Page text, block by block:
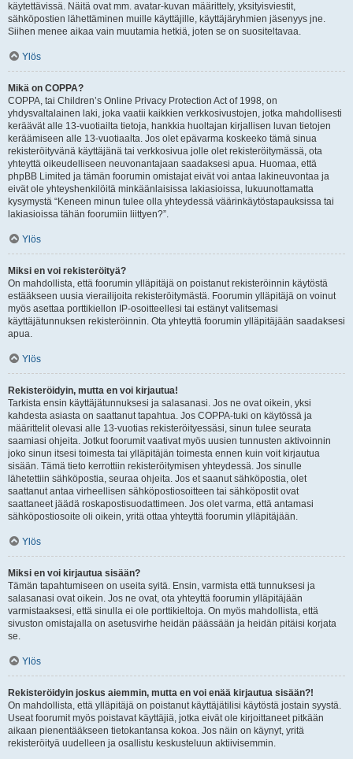
käytettävissä. Näitä ovat mm. avatar-kuvan määrittely, yksityisviestit,
sähköpostien lähettäminen muille käyttäjille, käyttäjäryhmien jäsenyys jne.
Siihen menee aikaa vain muutamia hetkiä, joten se on suositeltavaa.
Ylös
Mikä on COPPA?
COPPA, tai Children’s Online Privacy Protection Act of 1998, on
yhdysvaltalainen laki, joka vaatii kaikkien verkkosivustojen, jotka mahdollisesti
keräävät alle 13-vuotiailta tietoja, hankkia huoltajan kirjallisen luvan tietojen
keräämiseen alle 13-vuotiaalta. Jos olet epävarma koskeeko tämä sinua
rekisteröityvänä käyttäjänä tai verkkosivua jolle olet rekisteröitymässä, ota
yhteyttä oikeudelliseen neuvonantajaan saadaksesi apua. Huomaa, että
phpBB Limited ja tämän foorumin omistajat eivät voi antaa lakineuvontaa ja
eivät ole yhteyshenkilöitä minkäänlaisissa lakiasioissa, lukuunottamatta
kysymystä “Keneen minun tulee olla yhteydessä väärinkäytöstapauksissa tai
lakiasioissa tähän foorumiin liittyen?”.
Ylös
Miksi en voi rekisteröityä?
On mahdollista, että foorumin ylläpitäjä on poistanut rekisteröinnin käytöstä
estääkseen uusia vierailijoita rekisteröitymästä. Foorumin ylläpitäjä on voinut
myös asettaa porttikiellon IP-osoitteellesi tai estänyt valitsemasi
käyttäjätunnuksen rekisteröinnin. Ota yhteyttä foorumin ylläpitäjään saadaksesi
apua.
Ylös
Rekisteröidyin, mutta en voi kirjautua!
Tarkista ensin käyttäjätunnuksesi ja salasanasi. Jos ne ovat oikein, yksi
kahdesta asiasta on saattanut tapahtua. Jos COPPA-tuki on käytössä ja
määrittelit olevasi alle 13-vuotias rekisteröityessäsi, sinun tulee seurata
saamiasi ohjeita. Jotkut foorumit vaativat myös uusien tunnusten aktivoinnin
joko sinun itsesi toimesta tai ylläpitäjän toimesta ennen kuin voit kirjautua
sisään. Tämä tieto kerrottiin rekisteröitymisen yhteydessä. Jos sinulle
lähetettiin sähköpostia, seuraa ohjeita. Jos et saanut sähköpostia, olet
saattanut antaa virheellisen sähköpostiosoitteen tai sähköpostit ovat
saattaneet jäädä roskapostisuodattimeen. Jos olet varma, että antamasi
sähköpostiosoite oli oikein, yritä ottaa yhteyttä foorumin ylläpitäjään.
Ylös
Miksi en voi kirjautua sisään?
Tämän tapahtumiseen on useita syitä. Ensin, varmista että tunnuksesi ja
salasanasi ovat oikein. Jos ne ovat, ota yhteyttä foorumin ylläpitäjään
varmistaaksesi, että sinulla ei ole porttikieltoja. On myös mahdollista, että
sivuston omistajalla on asetusvirhe heidän päässään ja heidän pitäisi korjata
se.
Ylös
Rekisteröidyin joskus aiemmin, mutta en voi enää kirjautua sisään?!
On mahdollista, että ylläpitäjä on poistanut käyttäjätilisi käytöstä jostain syystä.
Useat foorumit myös poistavat käyttäjiä, jotka eivät ole kirjoittaneet pitkään
aikaan pienentääkseen tietokantansa kokoa. Jos näin on käynyt, yritä
rekisteröityä uudelleen ja osallistu keskusteluun aktiivisemmin.